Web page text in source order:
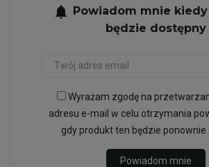
notifications Powiadom mnie
będzie dostępny
Wyrażam zgodę na
adresu e-mail w celu otrzymania
gdy produkt ten będzie ponownie
Powiadom mnie